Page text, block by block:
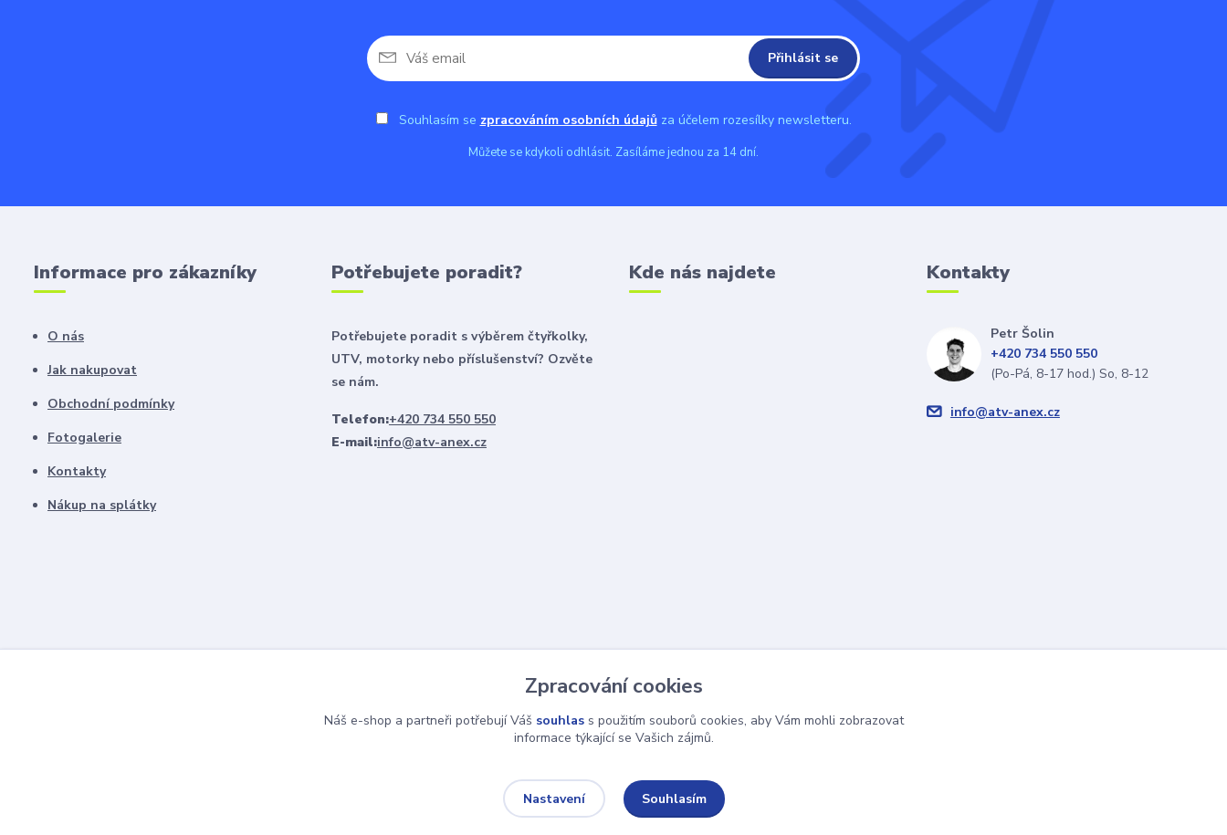
Přihlásit se
Souhlasím se zpracováním osobních údajůza účelem rozesílky newsletteru.
Můžete se kdykoli odhlásit. Zasíláme jednou za 14 dní.
Informace pro zákazníky
O nás
Jak nakupovat
Obchodní podmínky
Fotogalerie
Kontakty
Nákup na splátky
Potřebujete poradit?
Potřebujete poradit s výběrem čtyřkolky,
UTV, motorky nebo příslušenství? Ozvěte
se nám.
Telefon:+420 734 550 550
E-mail:info@atv-anex.cz
Kde nás najdete Kontakty
Petr Šolin
+420 734 550 550
(Po-Pá, 8-17 hod.) So, 8-12
info@atv-anex.cz
Zpracování cookies
Náš e-shop a partneři potřebují Váš souhlass použitím souborů cookies, aby Vám mohli zobrazovat
informace týkající se Vašich zájmů.
Nastavení Souhlasím